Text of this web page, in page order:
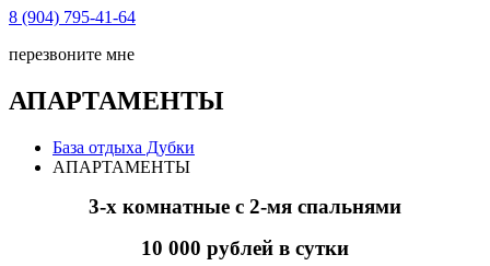
8 (904) 795-41-64
перезвоните мне
АПАРТАМЕНТЫ
База отдыха Дубки
АПАРТАМЕНТЫ
3-х комнатные с 2-мя спальнями
10 000 рублей в сутки